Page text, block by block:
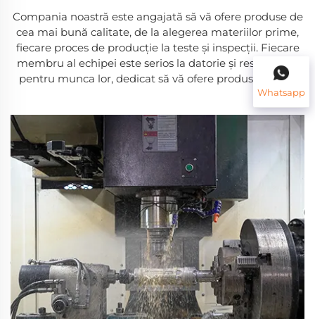
Compania noastră este angajată să vă ofere produse de
cea mai bună calitate, de la alegerea materiilor prime,
fiecare proces de producţie la teste şi inspecţii. Fiecare
membru al echipei este serios la datorie şi responsabil
pentru munca lor, dedicat să vă ofere produse fiabile.
Whatsapp